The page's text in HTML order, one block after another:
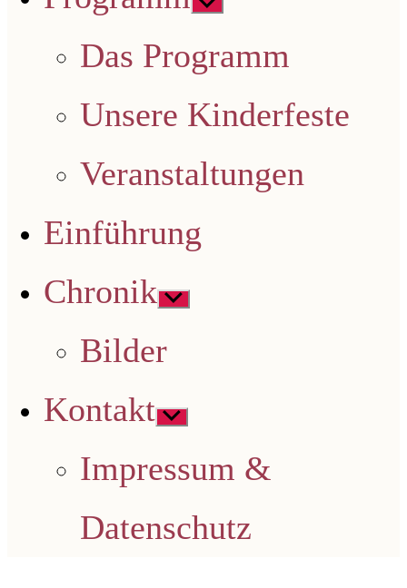
Untermenü
anzeigen
Das Programm
Unsere Kinderfeste
Veranstaltungen
Einführung
Chronik Untermenü
anzeigen
Bilder
Kontakt Untermenü
anzeigen
Impressum &
Datenschutz